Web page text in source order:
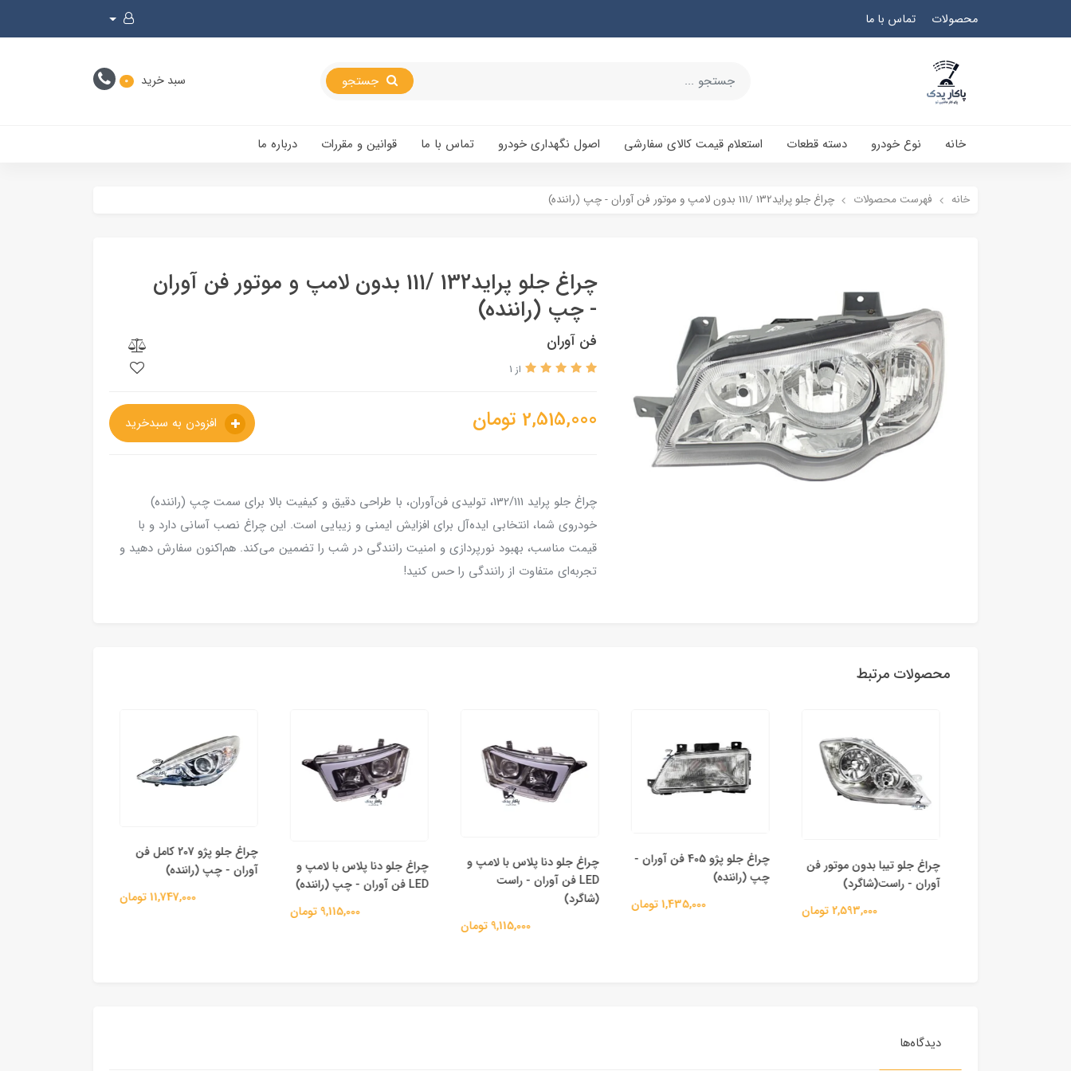
محصولات تماس با ما
سبد خرید 0
خانه نوع خودرو دسته قطعات استعلام قیمت کالای سفارشی اصول نگهداری خودرو تماس با ما قوانین و مقررات درباره ما
خانه فهرست محصولات چراغ جلو پراید132 /111 بدون لامپ و موتور فن آوران - چپ (راننده)
چراغ جلو پراید132 /111 بدون لامپ و موتور فن آوران
- چپ (راننده)
فن آوران
از 1
2,515,000 تومان
چراغ جلو پراید 132/111، تولیدی فن‌آوران، با طراحی دقیق و کیفیت بالا برای سمت چپ (راننده)
خودروی شما، انتخابی ایده‌آل برای افزایش ایمنی و زیبایی است. این چراغ نصب آسانی دارد و با
قیمت مناسب، بهبود نورپردازی و امنیت رانندگی در شب را تضمین می‌کند. هم‌اکنون سفارش دهید و
تجربه‌ای متفاوت از رانندگی را حس کنید!
محصولات مرتبط
چراغ جلو تیبا بدون موتور فن
آوران - راست(شاگرد)
2,593,000 تومان
چراغ جلو پژو 405 فن آوران -
چپ (راننده)
1,435,000 تومان
چراغ جلو دنا پلاس با لامپ و
LED فن آوران - راست
(شاگرد)
9,115,000 تومان
چراغ جلو دنا پلاس با لامپ و
LED فن آوران - چپ (راننده)
9,115,000 تومان
چراغ جلو پژو 207 کامل فن
آوران - چپ (راننده)
11,747,000 تومان
دیدگاه‌ها